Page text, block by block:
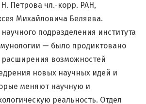
Петрова чл.-корр. РАН,
Михайловича Беляева.
подразделения института
— было продиктовано
возможностей
новых научных идей и
меняют научную и
реальность. Отдел